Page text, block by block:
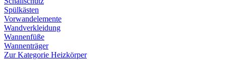
Spülkästen
Vorwandelemente
Wandverkleidung
Wannenfüße
Wannenträger
Zur Kategorie Heizkörper